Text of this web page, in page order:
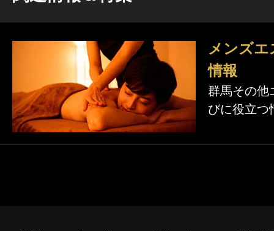
メンズ
情報
群馬その他
びに役立つ